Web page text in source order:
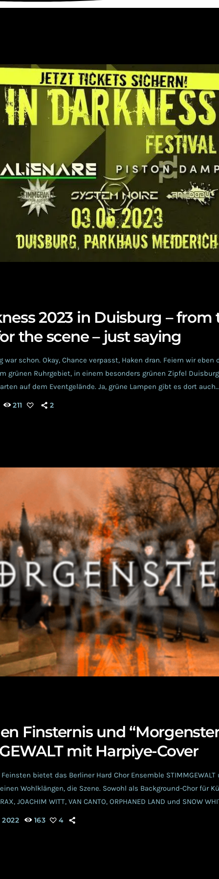
2023 in Duisburg – from
the scene – just saying
war schon. Okay, Chance verpasst, Haken dran. Feiern wir eben
grünen Ruhrgebiet, in einem besonders grünen Zipfel
auf dem Eventgelände. Ja, grüne Lampen gibt es dort
Fast! Es wäre beinahe perfekt, aber besser geht immer. So
211 2
Finsternis und
mit Harpiye-Cover
bietet das Berliner Hard Chor Ensemble
Wohlklängen, die Szene. Sowohl als Background-Chor für
JOACHIM WITT, VAN CANTO, ORPHANED LAND und SNOW
Act, beweisen die 12 STIMMGEWALTigen Sänger*innen
2022 163 4